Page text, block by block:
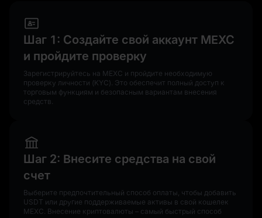
Шаг 1: Создайте свой аккаунт MEXC
и пройдите проверку
Зарегистрируйтесь на MEXC и пройдите необходимую
проверку личности (KYC). Это обеспечит полный доступ к
торговым функциям и безопасным вариантам внесения
средств.
Шаг 2: Внесите средства на свой
счет
Выберите предпочтительный способ оплаты, чтобы добавить
USDT или другие поддерживаемые активы в свой кошелек
MEXC. Внесение криптовалюты – самый быстрый способ